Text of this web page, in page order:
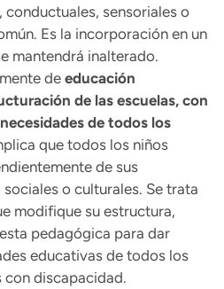
sensoriales o
Es la incorporación en un
mantendrá inalterado.
deeducación
de las escuelas, con
de todos los
que todos los niños
de sus
o culturales. Se trata
modifique su estructura,
pedagógica para dar
educativas de todos los
con discapacidad.